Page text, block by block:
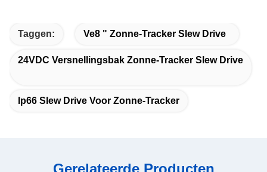
Taggen: Ve8 " Zonne-Tracker Slew Drive
24VDC Versnellingsbak Zonne-Tracker Slew Drive
Ip66 Slew Drive Voor Zonne-Tracker
Gerelateerde Producten